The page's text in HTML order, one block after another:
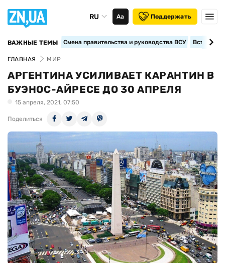
RU Аа Поддержать
ВАЖНЫЕ ТЕМЫ Смена правительства и руководства ВСУ
ГЛАВНАЯ МИР
АРГЕНТИНА УСИЛИВАЕТ КАРАНТИН В
БУЭНОС-АЙРЕСЕ ДО 30 АПРЕЛЯ
15 апреля, 2021, 07:50
Поделиться